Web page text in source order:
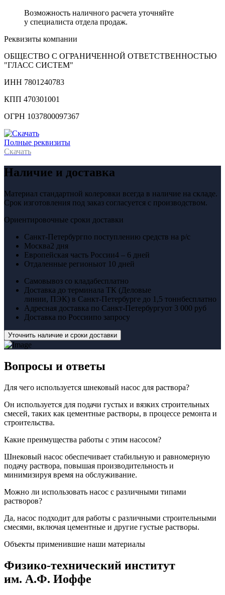
Возможность наличного расчета уточняйте
у специалиста отдела продаж.
Реквизиты компании
ОБЩЕСТВО С ОГРАНИЧЕННОЙ ОТВЕТСТВЕННОСТЬЮ
"ГЛАСС СИСТЕМ"
ИНН 7801240783
КПП 470301001
ОГРН 1037800097367
Полные реквизиты
Скачать
Наличие и доставка
Материал стандартной колеровки всегда в наличие на складе.
Срок изготовления под заказ согласуется с производством.
Ориентировочные сроки доставки
Санкт-Петербургпо поступлению средств на р/с
Москва2 дня
Европейская часть России4 – 6 дней
Отдаленные регионыот 10 дней
Самовывоз со кладабесплатно
Доставка до терминала ТК (Деловые
линии, ПЭК) в Санкт-Петербурге до 1,5 тоннбесплатно
Адресная доставка по Санкт-Петербургуот 3 000 руб
Доставка по Россиипо запросу
Уточнить наличие и сроки доставки
Вопросы и ответы
Для чего используется шнековый насос для раствора?
Он используется для подачи густых и вязких строительных
смесей, таких как цементные растворы, в процессе ремонта и
строительства.
Какие преимущества работы с этим насосом?
Шнековый насос обеспечивает стабильную и равномерную
подачу раствора, повышая производительность и
минимизируя время на обслуживание.
Можно ли использовать насос с различными типами
растворов?
Да, насос подходит для работы с различными строительными
смесями, включая цементные и другие густые растворы.
Объекты применившие наши материалы
Физико-технический институт
им. А.Ф. Иоффе